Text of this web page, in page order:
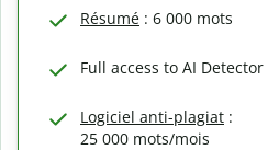
Résumé : 6 000 mots
Full access to AI Detector
Logiciel anti-plagiat :
25 000 mots/mois